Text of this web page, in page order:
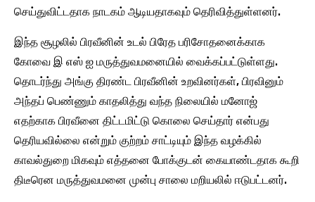
செய்துவிட்டதாக நாடகம் ஆடியதாகவும் தெரிவித்துள்ளனர்.
இந்த சூழலில் பிரவீனின் உடல் பிரேத பரிசோதனைக்காக
கோவை இ எஸ் ஐ மருத்துவமனையில் வைக்கப்பட்டுள்ளது.
தொடர்ந்து அங்கு திரண்ட பிரவீனின் உறவினர்கள், பிரவினும்
அந்தப் பெண்ணும் காதலித்து வந்த நிலையில் மனோஜ்
எதற்காக பிரவீனை திட்டமிட்டு கொலை செய்தார் என்பது
தெரியவில்லை என்றும் குற்றம் சாட்டியும் இந்த வழக்கில்
காவல்துறை மிகவும் எத்தனை போக்குடன் கையாண்டதாக கூறி
திடீரென மருத்துவமனை முன்பு சாலை மறியலில் ஈடுபட்டனர்.